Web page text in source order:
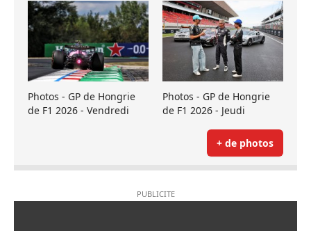
Photos - GP de Hongrie
de F1 2026 - Vendredi
Photos - GP de Hongrie
de F1 2026 - Jeudi
+ de photos